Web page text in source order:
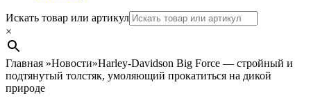
Search
Искать товар или артикул
×
Главная »Новости»Harley-Davidson Big Force — стройный и
подтянутый толстяк, умоляющий прокатиться на дикой
природе